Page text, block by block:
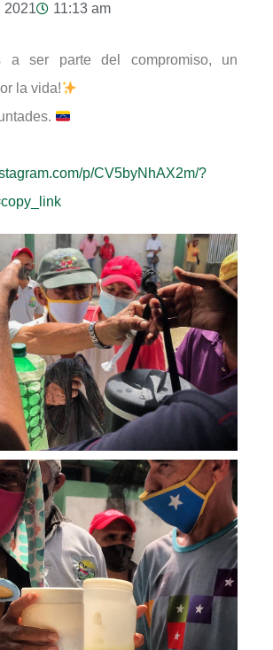
2021 11:13 am
a ser parte del compromiso, un
la vida!
p/CV5byNhAX2m/?